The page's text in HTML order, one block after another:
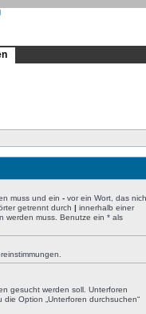
muss und ein -vor ein Wort, das
getrennt durch | innerhalb einer
werden muss. Benutze ein * als
gesucht werden soll. Unterforen
Option „Unterforen durchsuchen“